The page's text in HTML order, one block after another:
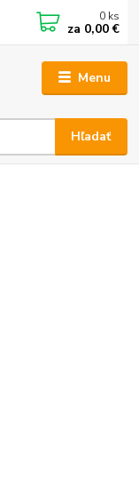
Menu
Hľadať
0 ks
za 0,00 €